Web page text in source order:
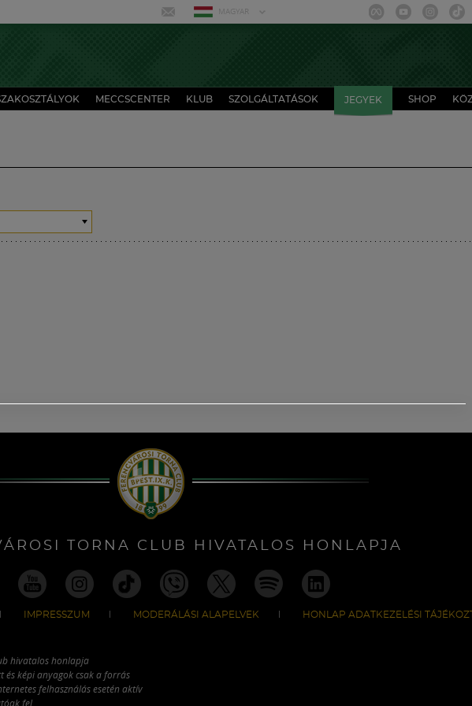
MAGYAR
MECCSCENTER KLUB SZOLGÁLTATÁSOK JEGYEK SHOP
TORNA CLUB HIVATALOS HONLAPJA
IMPRESSZUM MODERÁLÁSI ALAPELVEK HONLAP ADATKEZELÉSI
hivatalos honlapja
képi anyagok csak a forrás
felhasználás esetén aktív
fel.